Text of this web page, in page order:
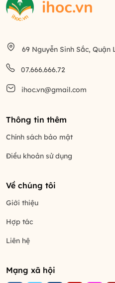
69 Nguyễn Sinh Sắc, Quận
07.666.666.72
ihoc.vn@gmail.com
Thông tin thêm
Chính sách bảo mật
Điều khoản sử dụng
Về chúng tôi
Giới thiệu
Hợp tác
Liên hệ
Mạng xã hội